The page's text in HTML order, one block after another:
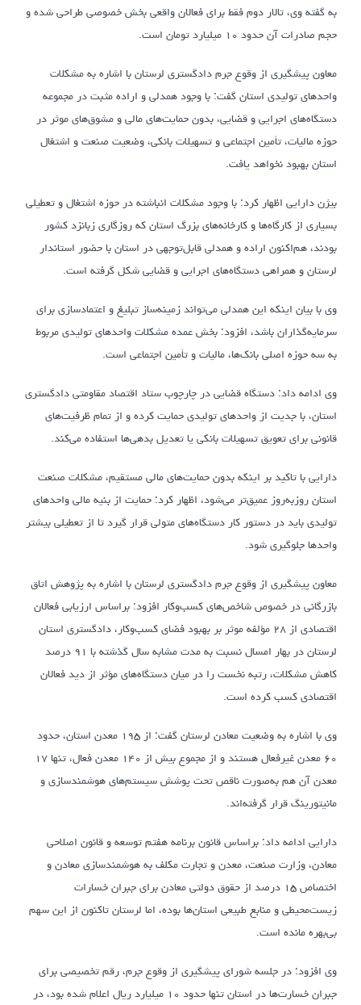
به گفته وی، تالار دوم فقط برای فعالان واقعی بخش خصوصی طراحی شده و
حجم صادرات آن حدود ۱۰ میلیارد تومان است.
معاون پیشگیری از وقوع جرم دادگستری لرستان با اشاره به مشکلات
واحدهای تولیدی استان گفت: با وجود همدلی و اراده مثبت در مجموعه
دستگاه‌های اجرایی و قضایی، بدون حمایت‌های مالی و مشوق‌های موثر در
حوزه مالیات، تأمین اجتماعی و تسهیلات بانکی، وضعیت صنعت و اشتغال
استان بهبود نخواهد یافت.
بیژن دارایی اظهار کرد: با وجود مشکلات انباشته در حوزه اشتغال و تعطیلی
بسیاری از کارگاه‌ها و کارخانه‌های بزرگ استان که روزگاری زبانزد کشور
بودند، هم‌اکنون اراده و همدلی قابل‌توجهی در استان با حضور استاندار
لرستان و همراهی دستگاه‌های اجرایی و قضایی شکل گرفته است.
وی با بیان اینکه این همدلی می‌تواند زمینه‌ساز تبلیغ و اعتمادسازی برای
سرمایه‌گذاران باشد، افزود: بخش عمده مشکلات واحدهای تولیدی مربوط
به سه حوزه اصلی بانک‌ها، مالیات و تأمین اجتماعی است.
وی ادامه داد: دستگاه قضایی در چارچوب ستاد اقتصاد مقاومتی دادگستری
استان، با جدیت از واحدهای تولیدی حمایت کرده و از تمام ظرفیت‌های
قانونی برای تعویق تسهیلات بانکی یا تعدیل بدهی‌ها استفاده می‌کند.
دارایی با تاکید بر اینکه بدون حمایت‌های مالی مستقیم، مشکلات صنعت
استان روزبه‌روز عمیق‌تر می‌شود، اظهار کرد: حمایت از بنیه مالی واحدهای
تولیدی باید در دستور کار دستگاه‌های متولی قرار گیرد تا از تعطیلی بیشتر
واحدها جلوگیری شود.
معاون پیشگیری از وقوع جرم دادگستری لرستان با اشاره به پژوهش اتاق
بازرگانی در خصوص شاخص‌های کسب‌وکار افزود: براساس ارزیابی فعالان
اقتصادی از ۲۸ مؤلفه موثر بر بهبود فضای کسب‌وکار، دادگستری استان
لرستان در بهار امسال نسبت به مدت مشابه سال گذشته با ۹۱ درصد
کاهش مشکلات، رتبه نخست را در میان دستگاه‌های مؤثر از دید فعالان
اقتصادی کسب کرده است.
وی با اشاره به وضعیت معادن لرستان گفت: از ۱۹۵ معدن استان، حدود
۶۰ معدن غیرفعال هستند و از مجموع بیش از ۱۴۰ معدن فعال، تنها ۱۷
معدن آن هم به‌صورت ناقص تحت پوشش سیستم‌های هوشمندسازی و
مانیتورینگ قرار گرفته‌اند.
دارایی ادامه داد: براساس قانون برنامه هفتم توسعه و قانون اصلاحی
معادن، وزارت صنعت، معدن و تجارت مکلف به هوشمندسازی معادن و
اختصاص ۱۵ درصد از حقوق دولتی معادن برای جبران خسارات
زیست‌محیطی و منابع طبیعی استان‌ها بوده، اما لرستان تاکنون از این سهم
بی‌بهره مانده است.
وی افزود: در جلسه شورای پیشگیری از وقوع جرم، رقم تخصیصی برای
جبران خسارت‌ها در استان تنها حدود ۱۰ میلیارد ریال اعلام شده بود، در